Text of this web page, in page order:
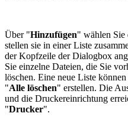
Über "Hinzufügen" wählen Sie
stellen sie in einer Liste
der Kopfzeile der Dialogbox
Sie einzelne Dateien, die Sie
löschen. Eine neue Liste
"Alle löschen" erstellen. Die
und die Druckereinrichtung
"Drucker".